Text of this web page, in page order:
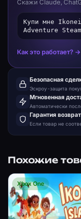
Скажи Claude,
Купи мне
Adventure
Как это работает? →
Безопасная
Эскроу-защита
Мгновенная
Автоматически
Гарантия
Если товар не
Похожие
Xbox One